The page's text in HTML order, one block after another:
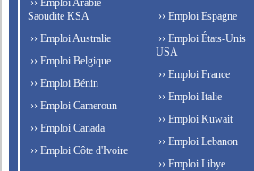
›› Emploi Arabie
Saoudite KSA
›› Emploi Australie
›› Emploi Belgique
›› Emploi Bénin
›› Emploi Cameroun
›› Emploi Canada
›› Emploi Côte d'Ivoire
›› Emploi Espagne
›› Emploi États-Unis
USA
›› Emploi France
›› Emploi Italie
›› Emploi Kuwait
›› Emploi Lebanon
›› Emploi Libye